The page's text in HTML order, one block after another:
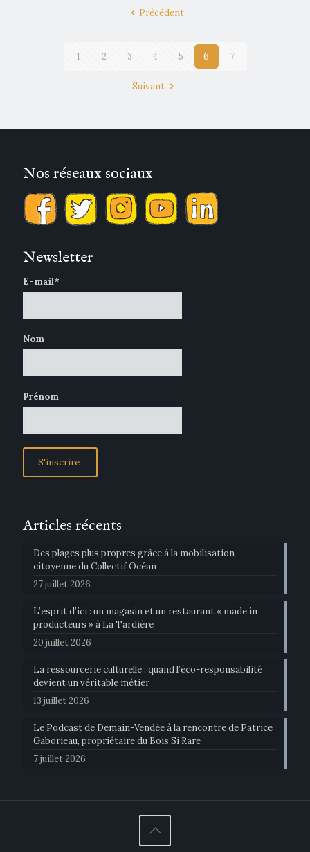
Précédent
1 2 3 4 5 6 7
Suivant
Nos réseaux sociaux
Newsletter
E-mail*
Nom
Prénom
Articles récents
Des plages plus propres grâce à la mobilisation
citoyenne du Collectif Océan
27 juillet 2026
L’esprit d’ici : un magasin et un restaurant « made in
producteurs » à La Tardière
20 juillet 2026
La ressourcerie culturelle : quand l’éco-responsabilité
devient un véritable métier
13 juillet 2026
Le Podcast de Demain-Vendée à la rencontre de Patrice
Gaborieau, propriétaire du Bois Si Rare
7 juillet 2026